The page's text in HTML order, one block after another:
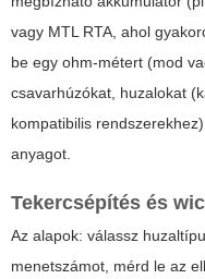
vagy MTL RTA, ahol
be egy ohm-métert (mod
csavarhúzókat, huzalokat
kompatibilis
anyagot.
Tekercsépítés és
Az alapok: válassz
menetszámot, mérd le az